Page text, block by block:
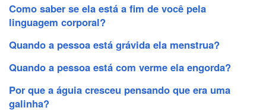
Como saber se ela está a fim de você pela
linguagem corporal?
Quando a pessoa está grávida ela menstrua?
Quando a pessoa está com verme ela engorda?
Por que a águia cresceu pensando que era uma
galinha?